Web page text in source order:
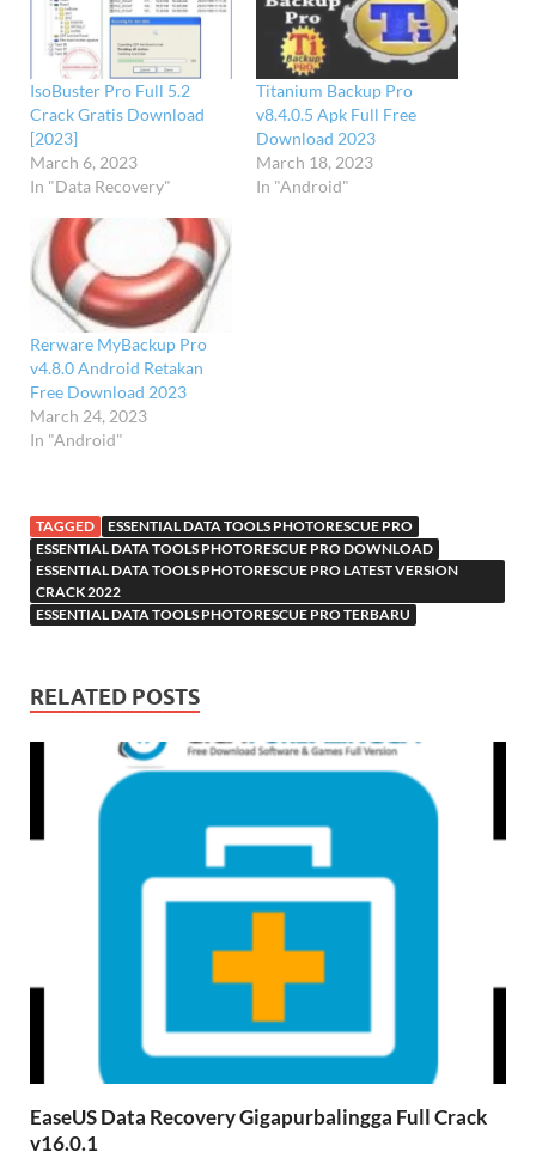
IsoBuster Pro Full 5.2
Crack Gratis Download
[2023]
March 6, 2023
In "Data Recovery"
Titanium Backup Pro
v8.4.0.5 Apk Full Free
Download 2023
March 18, 2023
In "Android"
Rerware MyBackup Pro
v4.8.0 Android Retakan
Free Download 2023
March 24, 2023
In "Android"
TAGGED
ESSENTIAL DATA TOOLS PHOTORESCUE PRO
ESSENTIAL DATA TOOLS PHOTORESCUE PRO DOWNLOAD
ESSENTIAL DATA TOOLS PHOTORESCUE PRO LATEST VERSION
CRACK 2022
ESSENTIAL DATA TOOLS PHOTORESCUE PRO TERBARU
RELATED POSTS
EaseUS Data Recovery Gigapurbalingga Full Crack
v16.0.1